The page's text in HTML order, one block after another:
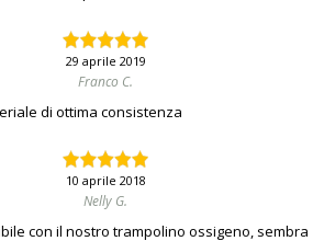
29 aprile 2019
Franco C.
di ottima consistenza
10 aprile 2018
Nelly G.
con il nostro trampolino ossigeno, sembra